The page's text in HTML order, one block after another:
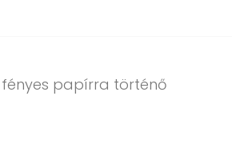
fényes papírra történő